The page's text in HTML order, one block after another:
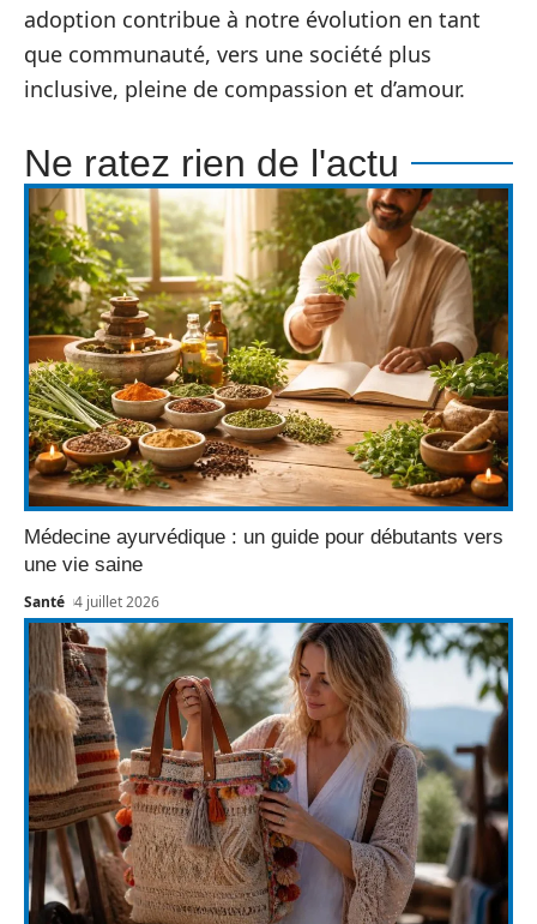
adoption contribue à notre évolution en tant
que communauté, vers une société plus
inclusive, pleine de compassion et d’amour.
Ne ratez rien de l'actu
Médecine ayurvédique : un guide pour débutants vers
une vie saine
Santé 4 juillet 2026